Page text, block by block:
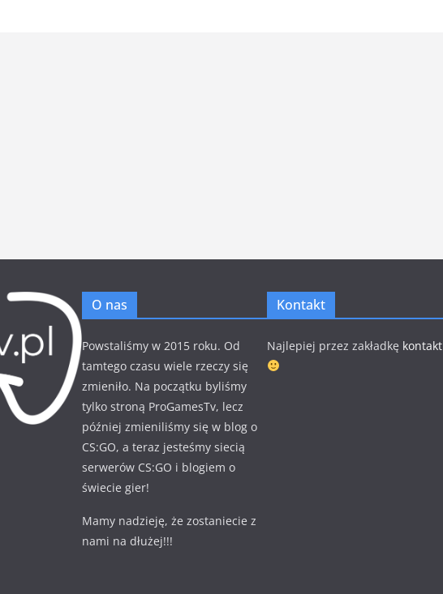
O nas
Powstaliśmy w 2015 roku. Od
tamtego czasu wiele rzeczy się
zmieniło. Na początku byliśmy
tylko stroną ProGamesTv, lecz
później zmieniliśmy się w blog o
CS:GO, a teraz jesteśmy siecią
serwerów CS:GO i blogiem o
świecie gier!
Mamy nadzieję, że zostaniecie z
nami na dłużej!!!
Kontakt
Najlepiej przez zakładkę kontakt